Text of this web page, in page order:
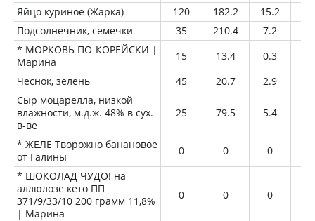
Яйцо куриное (Жарка) 120 182.2 15.2
Подсолнечник, семечки
35 210.4 7.2
* МОРКОВЬ ПО-КОРЕЙСКИ |
Марина
15 13.4 0.3
Чеснок, зелень
45 20.7 2.9
Сыр моцарелла, низкой
влажности, м.д.ж. 48% в сух.
в-ве
25 79.5 5.4
* ЖЕЛЕ Творожно банановое
от Галины
0 0 0
* ШОКОЛАД ЧУДО! на
аллюлозе кето ПП
371/9/33/10 200 грамм 11,8%
| Марина
0 0 0